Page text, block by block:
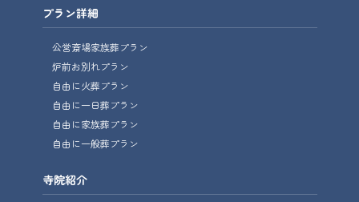
プラン詳細
公営斎場家族葬プラン
炉前お別れプラン
自由に火葬プラン
自由に一日葬プラン
自由に家族葬プラン
自由に一般葬プラン
寺院紹介